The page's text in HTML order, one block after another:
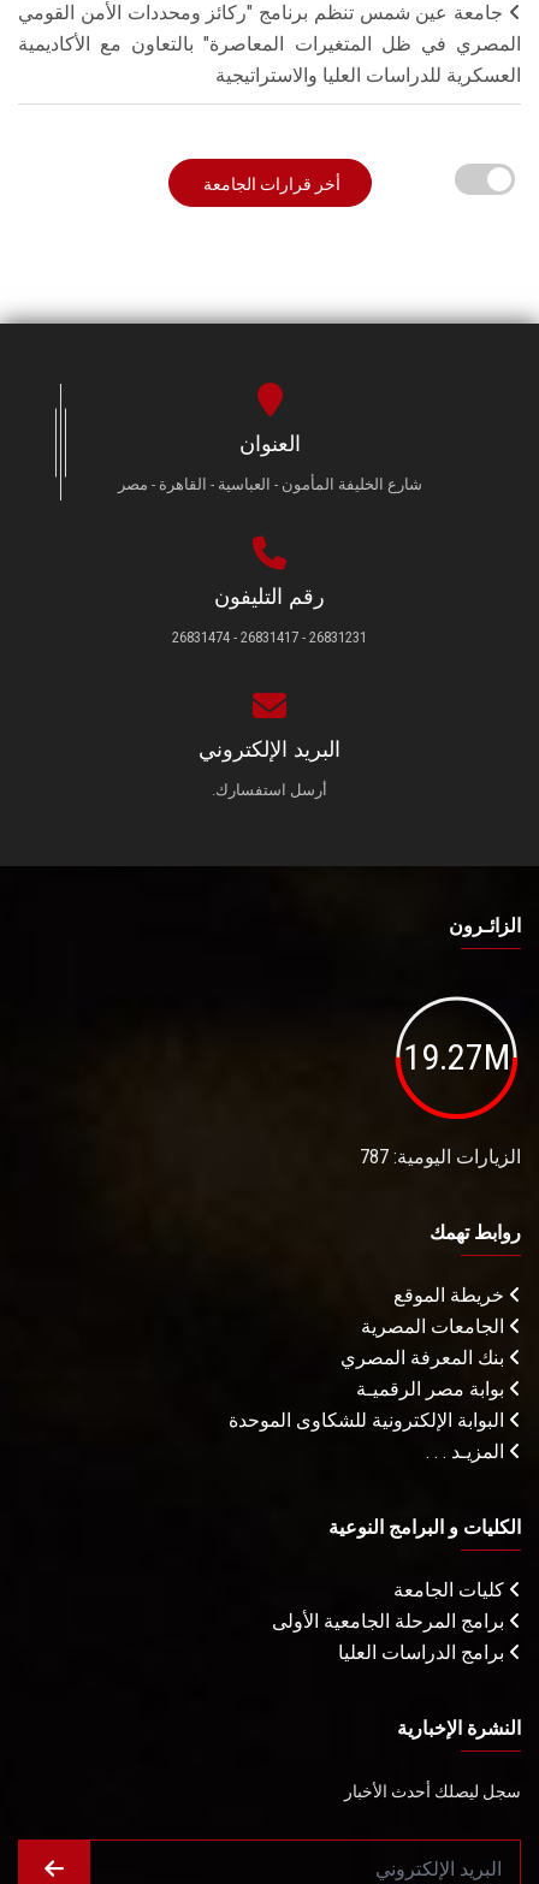
جامعة عين شمس تنظم برنامج "ركائز ومحددات الأمن القومي
المصري في ظل المتغيرات المعاصرة" بالتعاون مع الأكاديمية
العسكرية للدراسات العليا والاستراتيجية
أخر قرارات الجامعة
العنوان
شارع الخليفة المأمون - العباسية - القاهرة - مصر
رقم التليفون
26831231 - 26831417 - 26831474
البريد الإلكتروني
أرسل استفسارك.
الزائـرون
19.27M
الزيارات اليومية: 787
روابط تهمك
خريطة الموقع
الجامعات المصرية
بنك المعرفة المصري
بوابة مصر الرقميـة
البوابة الإلكترونية للشكاوى الموحدة
المزيـد . . .
الكليات و البرامج النوعية
كليات الجامعة
برامج المرحلة الجامعية الأولى
برامج الدراسات العليا
النشرة الإخبارية
سجل ليصلك أحدث الأخبار